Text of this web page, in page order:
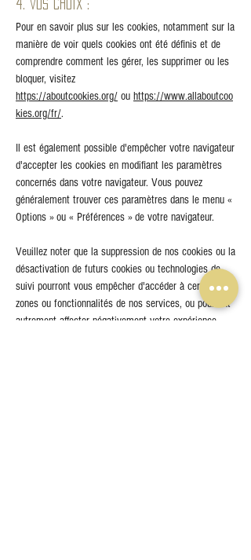
4. Vos choix :
Pour en savoir plus sur les cookies, notamment sur la
manière de voir quels cookies ont été définis et de
comprendre comment les gérer, les supprimer ou les
bloquer, visitez
https://aboutcookies.org/ ou https://www.allaboutcoo
kies.org/fr/.
Il est également possible d'empêcher votre navigateur
d'accepter les cookies en modifiant les paramètres
concernés dans votre navigateur. Vous pouvez
généralement trouver ces paramètres dans le menu «
Options » ou « Préférences » de votre navigateur.
Veuillez noter que la suppression de nos cookies ou la
désactivation de futurs cookies ou technologies de
suivi pourront vous empêcher d'accéder à certaines
zones ou fonctionnalités de nos services, ou pourront
autrement affecter négativement votre expérience